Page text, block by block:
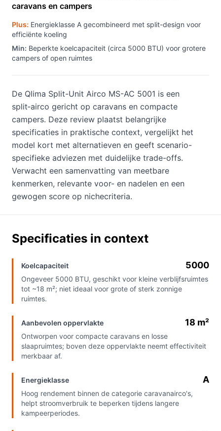
caravans en campers
Plus: Energieklasse A gecombineerd met split-design voor
efficiënte koeling
Min: Beperkte koelcapaciteit (circa 5000 BTU) voor grotere
campers of open ruimtes
De Qlima Split-Unit Airco MS-AC 5001 is een
split‑airco gericht op caravans en compacte
campers. Deze review plaatst belangrijke
specificaties in praktische context, vergelijkt het
model kort met alternatieven en geeft scenario-
specifieke adviezen met duidelijke trade-offs.
Verwacht een samenvatting van meetbare
kenmerken, relevante voor- en nadelen en een
gewogen score op nichecriteria.
Specificaties in context
Koelcapaciteit 5000
Ongeveer 5000 BTU, geschikt voor kleine verblijfsruimtes
tot ~18 m²; niet ideaal voor grote of sterk zonnige
ruimtes.
Aanbevolen oppervlakte 18 m²
Ontworpen voor compacte caravans en losse
slaapruimtes; boven deze oppervlakte neemt effectiviteit
merkbaar af.
Energieklasse A
Hoog rendement binnen de categorie caravanairco's,
helpt stroomverbruik te beperken tijdens langere
kampeerperiodes.